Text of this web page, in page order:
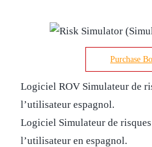
Purchase
Logiciel ROV Simulateur de
l’utilisateur espagnol.
Logiciel Simulateur de
l’utilisateur en espagnol.